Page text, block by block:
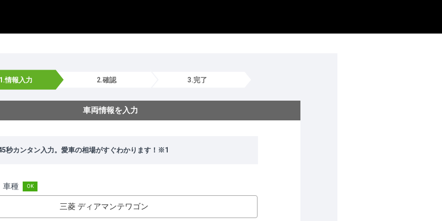
情報入力 2.確認 3.完了
車両情報を入力
秒カンタン入力。愛車の相場がすぐわかります！※1
車種
三菱 ディアマンテワゴン